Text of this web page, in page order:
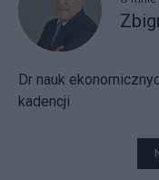
Dr nauk
kadencji